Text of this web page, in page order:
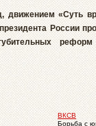
движением «Суть
России
реформ
ВКСВ
Борьба с